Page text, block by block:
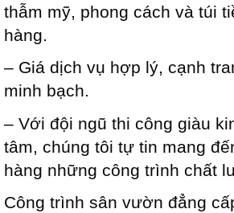
thẫm mỹ, phong cách và túi
hàng.
– Giá dịch vụ hợp lý, cạnh
minh bạch.
– Với đội ngũ thi công giàu
tâm, chúng tôi tự tin mang
hàng những công trình chất
Công trình sân vườn đẳng